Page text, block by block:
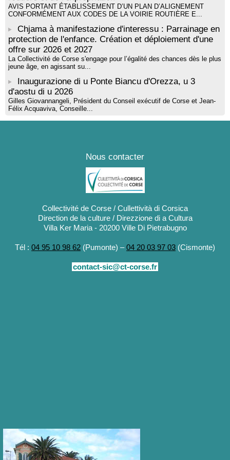
AVIS PORTANT ÉTABLISSEMENT D’UN PLAN D’ALIGNEMENT
CONFORMÉMENT AUX CODES DE LA VOIRIE ROUTIÈRE E...
Chjama à manifestazione d'interessu : Parrainage en
protection de l'enfance. Création et déploiement d'une
offre sur 2026 et 2027
La Collectivité de Corse s'engage pour l’égalité des chances dès le plus
jeune âge, en agissant su...
Inaugurazione di u Ponte Biancu d'Orezza, u 3
d'aostu di u 2026
Gilles Giovannangeli, Président du Conseil exécutif de Corse et Jean-
Félix Acquaviva, Conseille...
Nous contacter
Collectivité de Corse / Cullettività di Corsica
Direction de la culture / Direzzione di a Cultura
Villa Ker Maria - 20200 Ville Di Pietrabugno
Tél : 04 95 10 98 62 (Pumonte) –04 20 03 97 03 (Cismonte)
contact-sic@ct-corse.fr